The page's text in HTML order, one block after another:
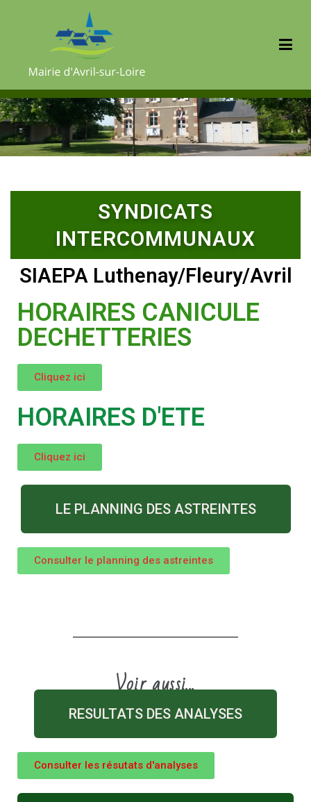
Mairie d'Avril sur Loire
SYNDICATS
INTERCOMMUNAUX
SIAEPA Luthenay/Fleury/Avril
HORAIRES CANICULE
DECHETTERIES
Cliquez ici
HORAIRES D'ETE
Cliquez ici
LE PLANNING DES ASTREINTES
Consulter le planning des astreintes
Voir aussi...
RESULTATS DES ANALYSES
Consulter les résutats d'analyses